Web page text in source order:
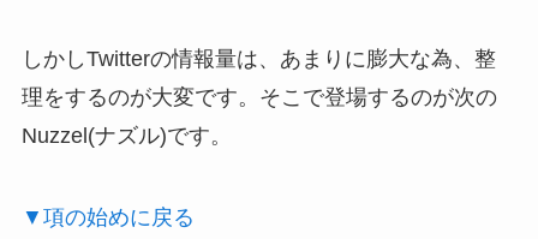
しかしTwitterの情報量は、あまりに膨大な為、整
理をするのが大変です。そこで登場するのが次の
Nuzzel(ナズル)です。
▼項の始めに戻る